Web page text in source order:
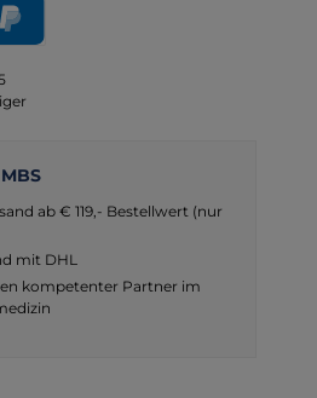
ab € 119,- Bestellwert (nur
mit DHL
kompetenter Partner im